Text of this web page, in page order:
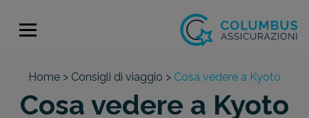
Home > Consigli di viaggio > Cosa vedere a Kyoto
Cosa vedere a Kyoto